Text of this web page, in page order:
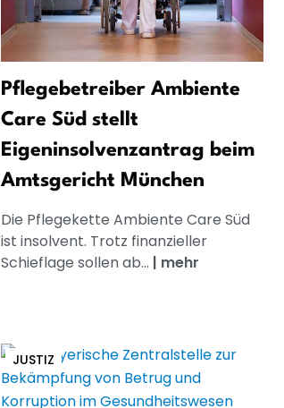
Pflegebetreiber Ambiente
Care Süd stellt
Eigeninsolvenzantrag beim
Amtsgericht München
Die Pflegekette Ambiente Care Süd
ist insolvent. Trotz finanzieller
Schieflage sollen ab... | mehr
JUSTIZ